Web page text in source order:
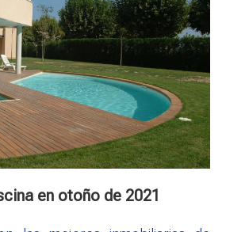
en otoño de 2021